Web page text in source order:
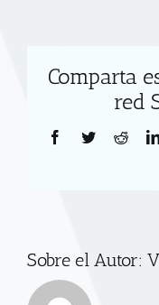
Comparta
red
Facebook
Twitter
Sobre el Autor: